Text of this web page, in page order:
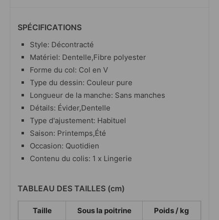
SPÉCIFICATIONS
Style: Décontracté
Matériel: Dentelle,Fibre polyester
Forme du col: Col en V
Type du dessin: Couleur pure
Longueur de la manche: Sans manches
Détails: Évider,Dentelle
Type d'ajustement: Habituel
Saison: Printemps,Été
Occasion: Quotidien
Contenu du colis: 1 x Lingerie
TABLEAU DES TAILLES (cm)
Taille Sous la poitrine Poids / kg